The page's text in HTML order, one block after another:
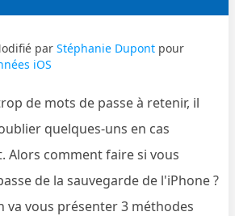
parStéphanie Dupont pour
iOS
de mots de passe à retenir, il
quelques-uns en cas
Alors comment faire si vous
de la sauvegarde de l'iPhone ?
va vous présenter 3 méthodes